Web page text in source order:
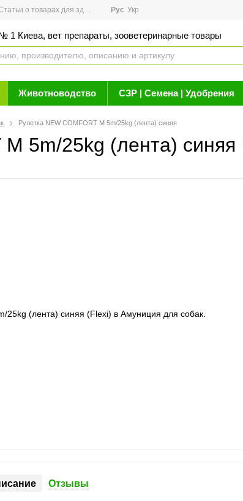
о товарах для здоровья Новости
Рус Укр
1 Киева, вет препараты, зооветеринарные товары
Животноводство СЗР | Семена | Удобрения
Рулетка NEW COMFORT M 5m/25kg (лента) синяя
5m/25kg (лента) синяя
Отзывы